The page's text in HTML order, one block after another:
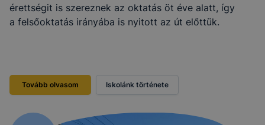
érettségit is szereznek az oktatás öt éve alatt, így
a felsőoktatás irányába is nyitott az út előttük.
Tovább olvasom Iskolánk története